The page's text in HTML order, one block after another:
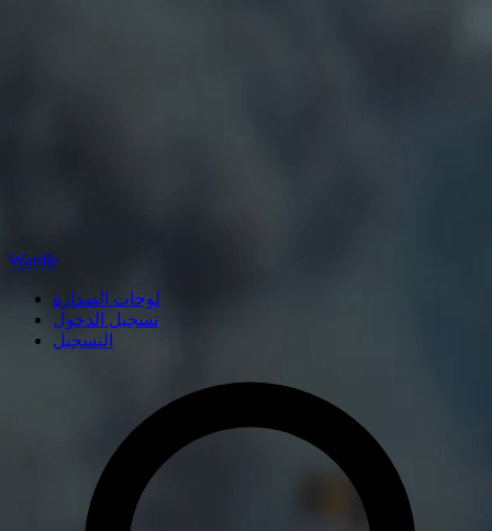
Wardle
لوحات الصدارة
تسجيل الدخول
التسجيل